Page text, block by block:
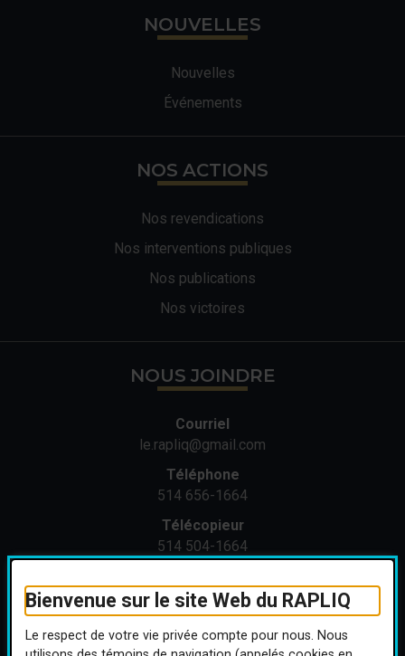
Bienvenue sur le site Web du RAPLIQ
Le respect de votre vie privée compte pour nous. Nous
NOUVELLES
Nouvelles
Événements
NOS ACTIONS
Nos revendications
Nos interventions publiques
Nos publications
Nos victoires
NOUS JOINDRE
Courriel
le.rapliq@gmail.com
Téléphone
514 656-1664
Télécopieur
514 504-1664
1371 St-Joseph Est
Montréal (Québec) H2J 1M4